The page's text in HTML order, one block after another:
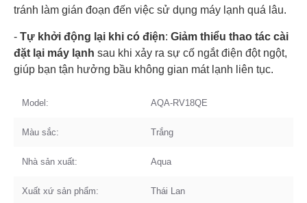
tránh làm gián đoạn đến việc sử dụng máy lạnh quá lâu.
- Tự khởi động lại khi có điện: Giảm thiểu thao tác cài
đặt lại máy lạnh sau khi xảy ra sự cố ngắt điện đột ngột,
giúp bạn tận hưởng bầu không gian mát lạnh liên tục.
Model: AQA-RV18QE
Màu sắc: Trắng
Nhà sản xuất: Aqua
Xuất xứ sản phẩm: Thái Lan